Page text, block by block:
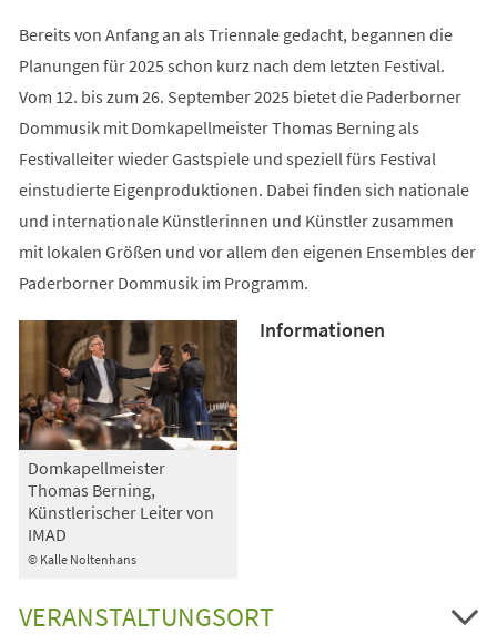
Bereits von Anfang an als Triennale gedacht, begannen die
Planungen für 2025 schon kurz nach dem letzten Festival.
Vom 12. bis zum 26. September 2025 bietet die Paderborner
Dommusik mit Domkapellmeister Thomas Berning als
Festivalleiter wieder Gastspiele und speziell fürs Festival
einstudierte Eigenproduktionen. Dabei finden sich nationale
und internationale Künstlerinnen und Künstler zusammen
mit lokalen Größen und vor allem den eigenen Ensembles der
Paderborner Dommusik im Programm.
© Kalle Noltenhans
Domkapellmeister
Thomas Berning,
Künstlerischer Leiter von
IMAD
Informationen
VERANSTALTUNGSORT